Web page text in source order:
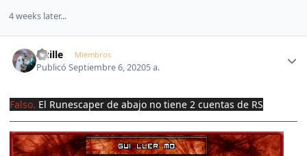
4 weeks later...
Guille Miembros
PublicóSeptiembre 6, 20205 a.
Falso. El Runescaper de abajo no tiene 2 cuentas de RS